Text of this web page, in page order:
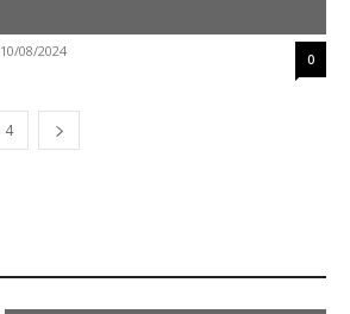
10/08/2024 0
4